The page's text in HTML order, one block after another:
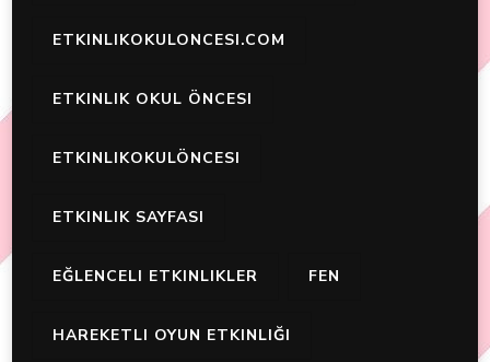
ETKINLIKOKULONCESI.COM
ETKINLIK OKUL ÖNCESI
ETKINLIKOKULÖNCESI
ETKINLIK SAYFASI
EĞLENCELI ETKINLIKLER FEN
HAREKETLI OYUN ETKINLIĞI